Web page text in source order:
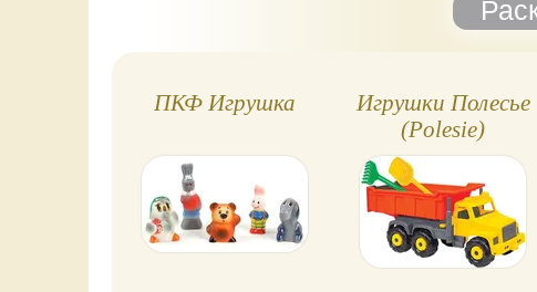
ПКФ Игрушка
Игрушки Полесье
(Polesie)